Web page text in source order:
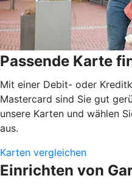
Passende Karte
Mit einer Debit- oder
Mastercard sind Sie gut
unsere Karten und wählen
aus.
Karten vergleichen
Einrichten von